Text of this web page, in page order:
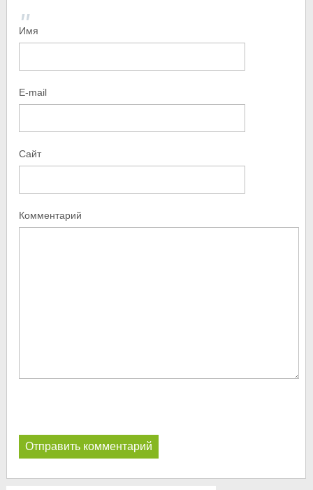
Имя
E-mail
Сайт
Комментарий